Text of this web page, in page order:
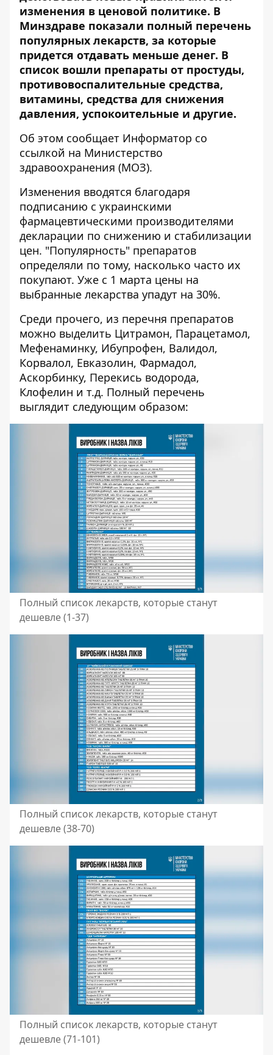
изменения в ценовой политике. В
Минздраве показали полный перечень
популярных лекарств, за которые
придется отдавать меньше денег. В
список вошли препараты от простуды,
противовоспалительные средства,
витамины, средства для снижения
давления, успокоительные и другие.
Об этом сообщает Информатор со
ссылкой на Министерство
здравоохранения (МОЗ).
Изменения вводятся благодаря
подписанию с украинскими
фармацевтическими производителями
декларации по снижению и стабилизации
цен. "Популярность" препаратов
определяли по тому, насколько часто их
покупают. Уже с 1 марта цены на
выбранные лекарства упадут на 30%.
Среди прочего, из перечня препаратов
можно выделить Цитрамон, Парацетамол,
Мефенаминку, Ибупрофен, Валидол,
Корвалол, Евказолин, Фармадол,
Аскорбинку, Перекись водорода,
Клофелин и т.д. Полный перечень
выглядит следующим образом:
Полный список лекарств, которые станут
дешевле (1-37)
Полный список лекарств, которые станут
дешевле (38-70)
Полный список лекарств, которые станут
дешевле (71-101)